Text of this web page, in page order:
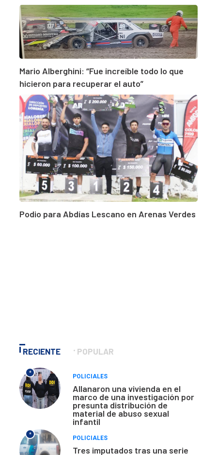
Mario Alberghini: “Fue increíble todo lo que
hicieron para recuperar el auto”
Podio para Abdías Lescano en Arenas Verdes
RECIENTE POPULAR
*
POLICIALES
Allanaron una vivienda en el
marco de una investigación por
presunta distribución de
material de abuso sexual
infantil
*
POLICIALES
Tres imputados tras una serie